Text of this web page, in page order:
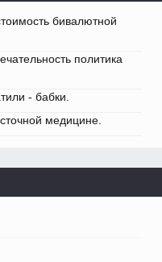
бивалютной
политика
- бабки.
медицине.